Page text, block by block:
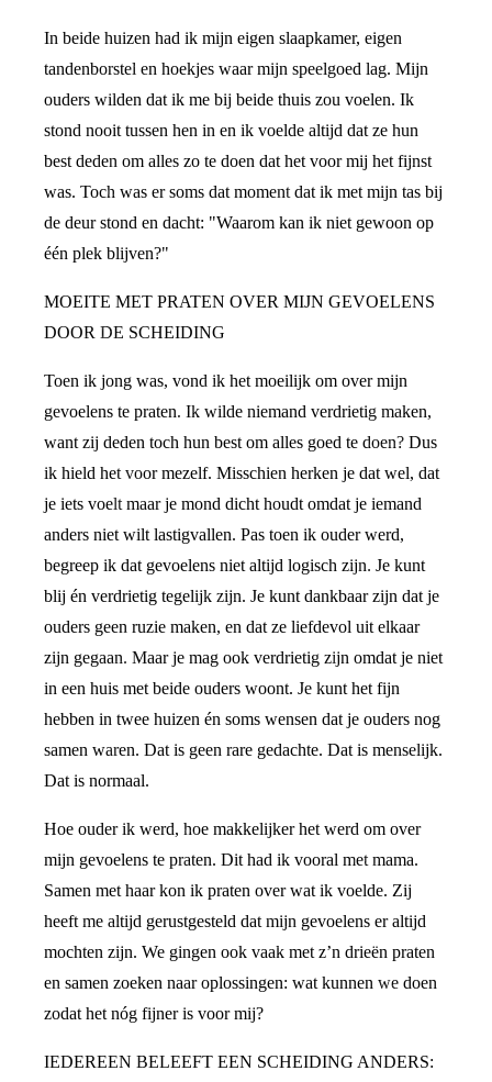
In beide huizen had ik mijn eigen slaapkamer, eigen
tandenborstel en hoekjes waar mijn speelgoed lag. Mijn
ouders wilden dat ik me bij beide thuis zou voelen. Ik
stond nooit tussen hen in en ik voelde altijd dat ze hun
best deden om alles zo te doen dat het voor mij het fijnst
was. Toch was er soms dat moment dat ik met mijn tas bij
de deur stond en dacht: "Waarom kan ik niet gewoon op
één plek blijven?"
MOEITE MET PRATEN OVER MIJN GEVOELENS
DOOR DE SCHEIDING
Toen ik jong was, vond ik het moeilijk om over mijn
gevoelens te praten. Ik wilde niemand verdrietig maken,
want zij deden toch hun best om alles goed te doen? Dus
ik hield het voor mezelf. Misschien herken je dat wel, dat
je iets voelt maar je mond dicht houdt omdat je iemand
anders niet wilt lastigvallen. Pas toen ik ouder werd,
begreep ik dat gevoelens niet altijd logisch zijn. Je kunt
blij én verdrietig tegelijk zijn. Je kunt dankbaar zijn dat je
ouders geen ruzie maken, en dat ze liefdevol uit elkaar
zijn gegaan. Maar je mag ook verdrietig zijn omdat je niet
in een huis met beide ouders woont. Je kunt het fijn
hebben in twee huizen én soms wensen dat je ouders nog
samen waren. Dat is geen rare gedachte. Dat is menselijk.
Dat is normaal.
Hoe ouder ik werd, hoe makkelijker het werd om over
mijn gevoelens te praten. Dit had ik vooral met mama.
Samen met haar kon ik praten over wat ik voelde. Zij
heeft me altijd gerustgesteld dat mijn gevoelens er altijd
mochten zijn. We gingen ook vaak met z’n drieën praten
en samen zoeken naar oplossingen: wat kunnen we doen
zodat het nóg fijner is voor mij?
IEDEREEN BELEEFT EEN SCHEIDING ANDERS: